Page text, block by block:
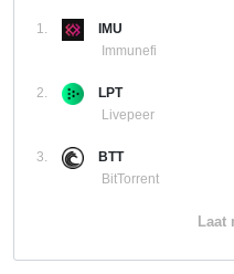
1.
IMU
Immunefi
2.
LPT
Livepeer
3.
BTT
BitTorrent
Laat